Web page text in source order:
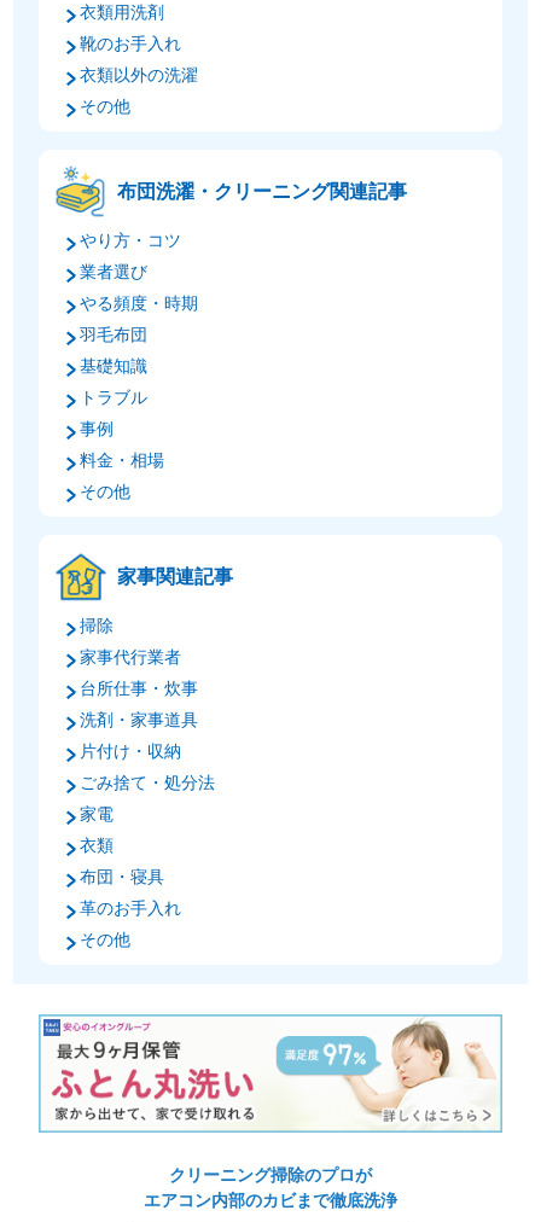
衣類用洗剤
靴のお手入れ
衣類以外の洗濯
その他
布団洗濯・クリーニング関連記事
やり方・コツ
業者選び
やる頻度・時期
羽毛布団
基礎知識
トラブル
事例
料金・相場
その他
家事関連記事
掃除
家事代行業者
台所仕事・炊事
洗剤・家事道具
片付け・収納
ごみ捨て・処分法
家電
衣類
布団・寝具
革のお手入れ
その他
クリーニング掃除のプロが
エアコン内部のカビまで徹底洗浄